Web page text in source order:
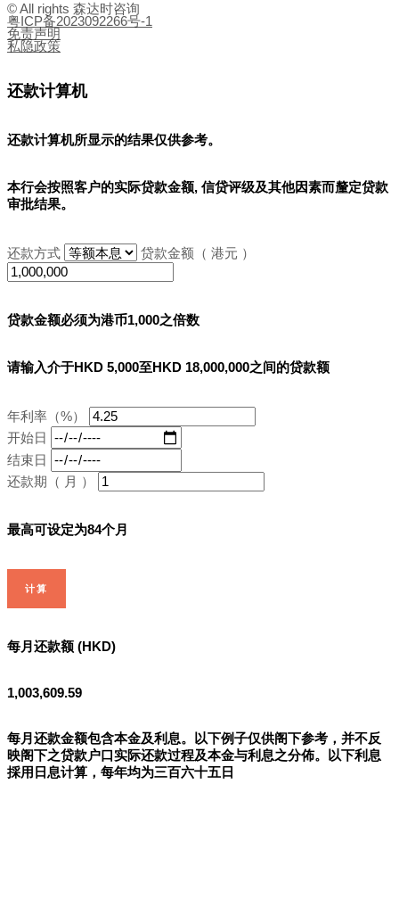
© All rights 森达时咨询
粤ICP备2023092266号-1
免责声明
私隐政策
还款计算机
还款计算机所显示的结果仅供参考。
本行会按照客户的实际贷款金额, 信贷评级及其他因素而釐定贷款
审批结果。
还款方式 贷款金额（ 港元 ）
贷款金额必须为港币1,000之倍数
请输入介于HKD 5,000至HKD 18,000,000之间的贷款额
年利率（%）
开始日
结束日
还款期（ 月 ）
最高可设定为84个月
计算
每月还款额 (HKD)
1,003,609.59
每月还款金额包含本金及利息。以下例子仅供阁下参考，并不反
映阁下之贷款户口实际还款过程及本金与利息之分佈。以下利息
採用日息计算，每年均为三百六十五日